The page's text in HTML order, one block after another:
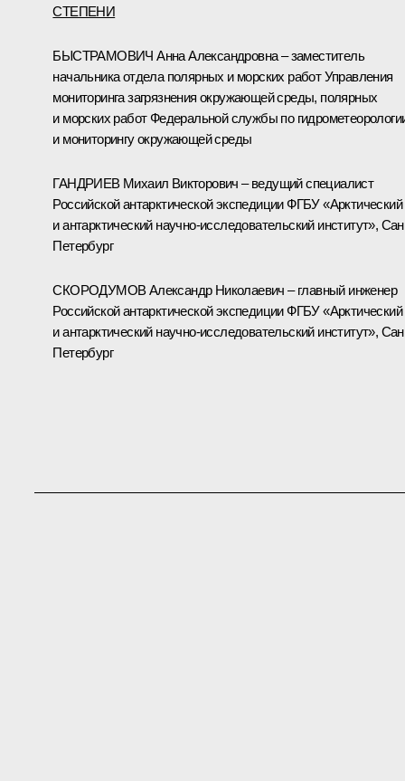
СТЕПЕНИ
БЫСТРАМОВИЧ Анна Александровна – заместитель
начальника отдела полярных и морских работ Управления
мониторинга загрязнения окружающей среды, полярных
и морских работ Федеральной службы по
и мониторингу окружающей среды
ГАНДРИЕВ Михаил Викторович – ведущий специалист
Российской антарктической экспедиции ФГБУ «Арктический
и антарктический научно-исследовательский институт»,
Петербург
СКОРОДУМОВ Александр Николаевич – главный инженер
Российской антарктической экспедиции ФГБУ «Арктический
и антарктический научно-исследовательский институт»,
Петербург